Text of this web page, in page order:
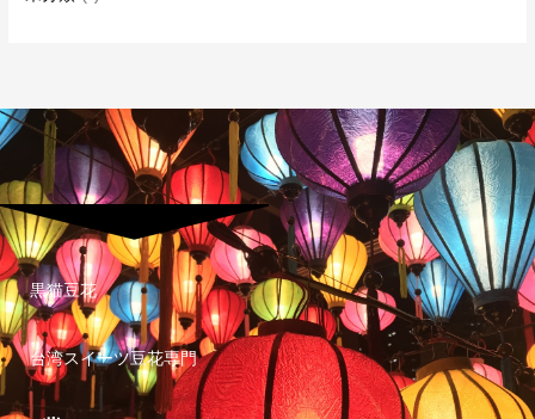
黒猫豆花
台湾スイーツ豆花専門
I